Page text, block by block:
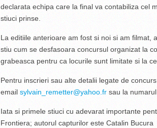
declarata echipa care la final va contabiliza cel
stiuci prinse.
La editiile anterioare am fost si noi si am filmat,
stiu cum se desfasoara concursul organizat la
grabeasca pentru ca locurile sunt limitate si la
Pentru inscrieri sau alte detalii legate de
email sylvain_remetter@yahoo.frsau la
Iata si primele stiuci cu adevarat importante
Frontiera; autorul capturilor este Catalin Bucura